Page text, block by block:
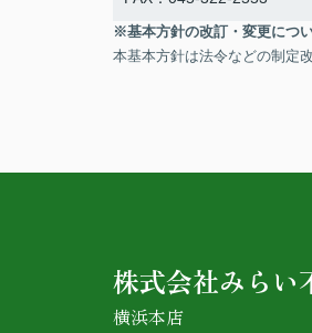
※基本方針の改訂・変更につ
本基本方針は法令などの制定
株式会社みらい
横浜本店